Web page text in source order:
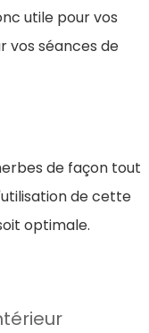
utile pour vos
vos séances de
de façon tout
de cette
optimale.